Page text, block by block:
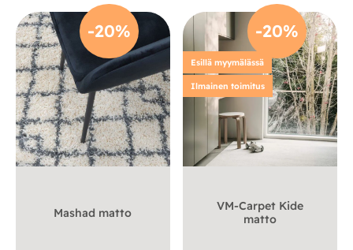
-20%
Mashad matto
-20%
Esillä myymälässä
Ilmainen toimitus
VM-Carpet Kide
matto